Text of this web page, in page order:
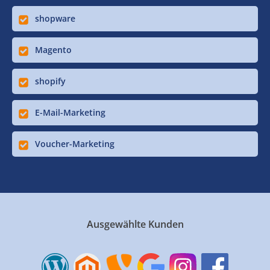
shopware
Magento
shopify
E-Mail-Marketing
Voucher-Marketing
Ausgewählte Kunden